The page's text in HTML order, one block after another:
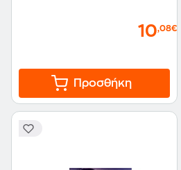
10,08€
Προσθήκη